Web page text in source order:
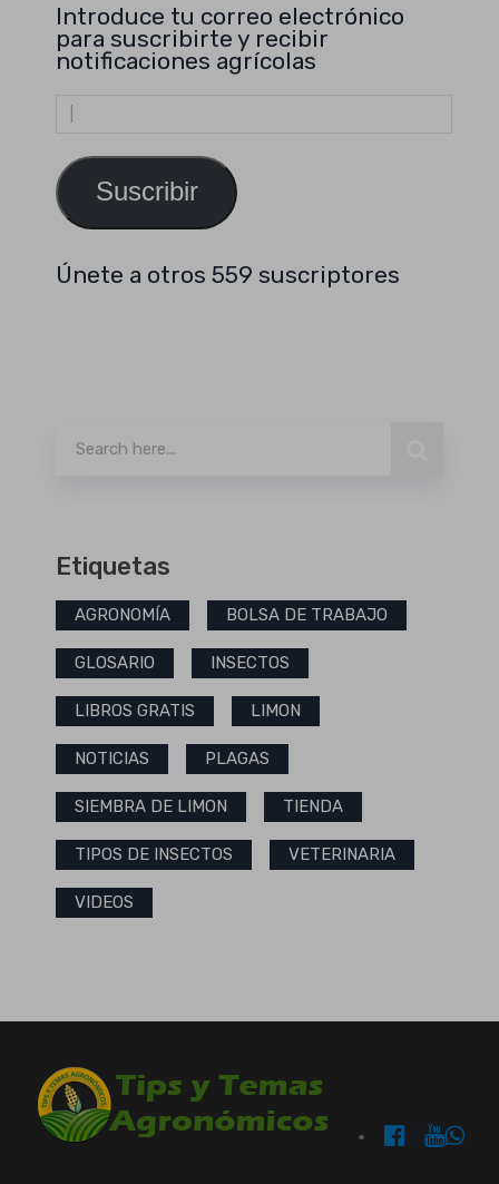
Introduce tu correo electrónico
para suscribirte y recibir
notificaciones agrícolas
Dirección
de
Suscribir
Únete a otros 559 suscriptores
Etiquetas
AGRONOMÍA BOLSA DE TRABAJO
GLOSARIO INSECTOS
LIBROS GRATIS LIMON
NOTICIAS PLAGAS
SIEMBRA DE LIMON TIENDA
TIPOS DE INSECTOS VETERINARIA
VIDEOS